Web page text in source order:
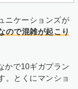
ニケーションズが
ので混雑が起こり
かで10ギガプラン
。とくにマンショ